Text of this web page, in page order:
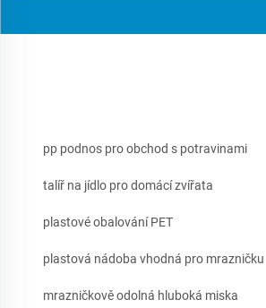
pp podnos pro obchod s potravinami
talíř na jídlo pro domácí zvířata
plastové obalování PET
plastová nádoba vhodná pro mrazničku
mrazničkově odolná hluboká miska